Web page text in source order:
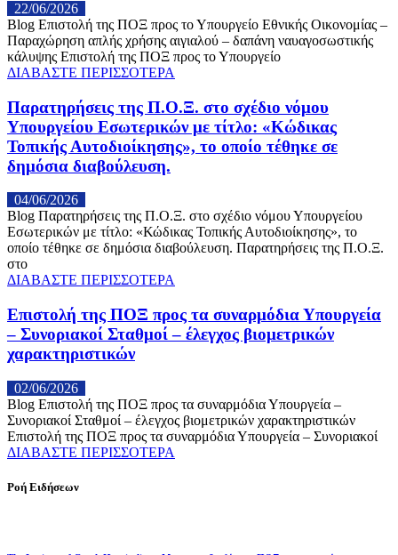
22/06/2026
Blog Επιστολή της ΠΟΞ προς το Υπουργείο Εθνικής Οικονομίας –
Παραχώρηση απλής χρήσης αιγιαλού – δαπάνη ναυαγοσωστικής
κάλυψης Επιστολή της ΠΟΞ προς το Υπουργείο
ΔΙΑΒΑΣΤΕ ΠΕΡΙΣΣΟΤΕΡΑ
Παρατηρήσεις της Π.Ο.Ξ. στο σχέδιο νόμου
Υπουργείου Εσωτερικών με τίτλο: «Κώδικας
Τοπικής Αυτοδιοίκησης», το οποίο τέθηκε σε
δημόσια διαβούλευση.
04/06/2026
Blog Παρατηρήσεις της Π.Ο.Ξ. στο σχέδιο νόμου Υπουργείου
Εσωτερικών με τίτλο: «Κώδικας Τοπικής Αυτοδιοίκησης», το
οποίο τέθηκε σε δημόσια διαβούλευση. Παρατηρήσεις της Π.Ο.Ξ.
στο
ΔΙΑΒΑΣΤΕ ΠΕΡΙΣΣΟΤΕΡΑ
Επιστολή της ΠΟΞ προς τα συναρμόδια Υπουργεία
– Συνοριακοί Σταθμοί – έλεγχος βιομετρικών
χαρακτηριστικών
02/06/2026
Blog Επιστολή της ΠΟΞ προς τα συναρμόδια Υπουργεία –
Συνοριακοί Σταθμοί – έλεγχος βιομετρικών χαρακτηριστικών
Επιστολή της ΠΟΞ προς τα συναρμόδια Υπουργεία – Συνοριακοί
ΔΙΑΒΑΣΤΕ ΠΕΡΙΣΣΟΤΕΡΑ
Ροή Ειδήσεων